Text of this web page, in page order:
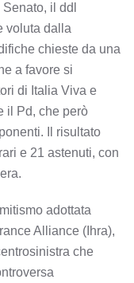
il ddl
voluta dalla
chieste da una
a favore si
di Italia Viva e
il Pd, che però
Il risultato
e 21 astenuti, con
adottata
Alliance (Ihra),
che